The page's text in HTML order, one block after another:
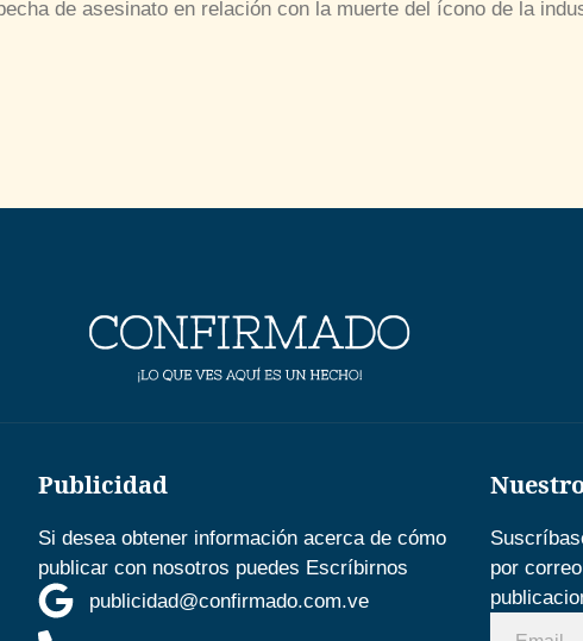
de asesinato en relación con la muerte del ícono de la
Publicidad
Si desea obtener información acerca de cómo
publicar con nosotros puedes Escríbirnos
publicidad@confirmado.com.ve
por